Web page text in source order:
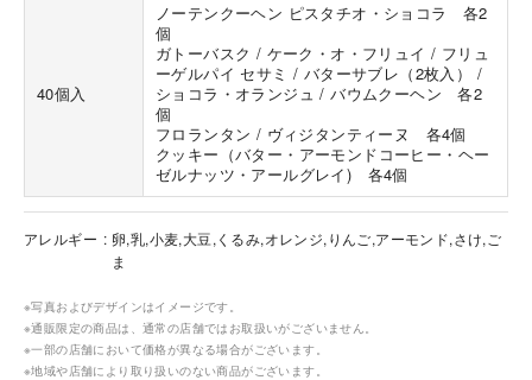
40個入
ノーテンクーヘン ピスタチオ・ショコラ 各2
個
ガトーバスク / ケーク・オ・フリュイ / フリュ
ーゲルパイ セサミ / バターサブレ（2枚入） /
ショコラ・オランジュ / バウムクーヘン 各2
個
フロランタン / ヴィジタンティーヌ 各4個
クッキー（バター・アーモンドコーヒー・ヘー
ゼルナッツ・アールグレイ) 各4個
アレルギー
卵,乳,小麦,大豆,くるみ,オレンジ,りんご,アーモンド,さけ,ご
ま
※写真およびデザインはイメージです。
※通販限定の商品は、通常の店舗ではお取扱いがございません。
※一部の店舗において価格が異なる場合がございます。
※地域や店舗により取り扱いのない商品がございます。
岳や末広がりを意味す
やつ時」という意味を込
。雄大な八ヶ岳山麓の自
る、こだわりのスイー